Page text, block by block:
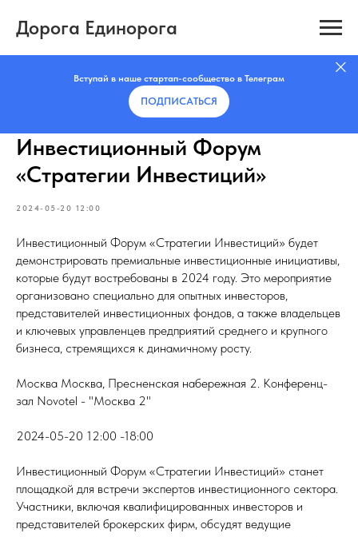
Дорога Единорога
Вступай в наше стартап-сообщество в Телеграм
ПОДПИСАТЬCЯ
Инвестиционный Форум
«Стратегии Инвестиций»
2024-05-20 12:00
Инвестиционный Форум «Стратегии Инвестиций» будет
демонстрировать премиальные инвестиционные инициативы,
которые будут востребованы в 2024 году. Это мероприятие
организовано специально для опытных инвесторов,
представителей инвестиционных фондов, а также владельцев
и ключевых управленцев предприятий среднего и крупного
бизнеса, стремящихся к динамичному росту.
Москва Москва, Пресненская набережная 2. Конференц-
зал Novotel - "Москва 2"
2024-05-20 12:00 -18:00
Инвестиционный Форум «Стратегии Инвестиций» станет
площадкой для встречи экспертов инвестиционного сектора.
Участники, включая квалифицированных инвесторов и
представителей брокерских фирм, обсудят ведущие